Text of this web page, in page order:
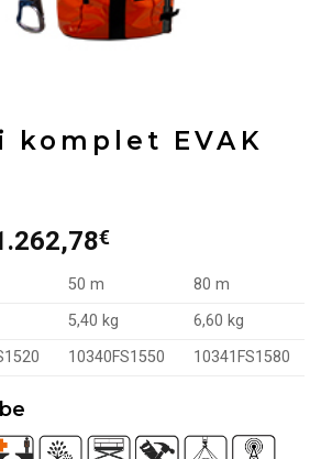
komplet EVAK
€
50 m
80 m
5,40 kg
6,60 kg
10340FS1550 10341FS1580